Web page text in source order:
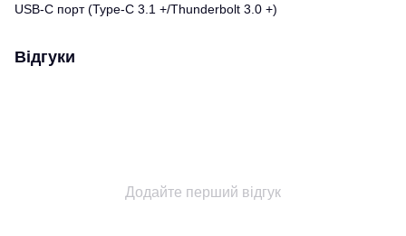
USB-С порт (Type-C 3.1 +/Thunderbolt 3.0 +)
Відгуки
Додайте перший відгук